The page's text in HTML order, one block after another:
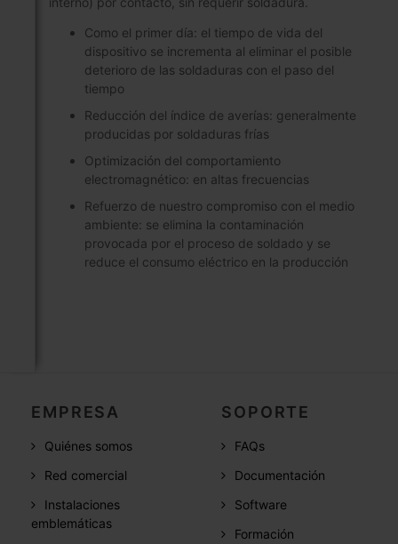
Como el primer día: el tiempo de vida del
dispositivo se incrementa al eliminar el posible
deterioro de las soldaduras con el paso del
tiempo
Reducción del índice de averías: generalmente
producidas por soldaduras frías
Optimización del comportamiento
electromagnético: en altas frecuencias
Refuerzo de nuestro compromiso con el medio
ambiente: se elimina la contaminación
provocada por el proceso de soldado y se
reduce el consumo eléctrico en la producción
EMPRESA
Quiénes somos
Red comercial
Instalaciones
emblemáticas
SOPORTE
FAQs
Documentación
Software
Formación